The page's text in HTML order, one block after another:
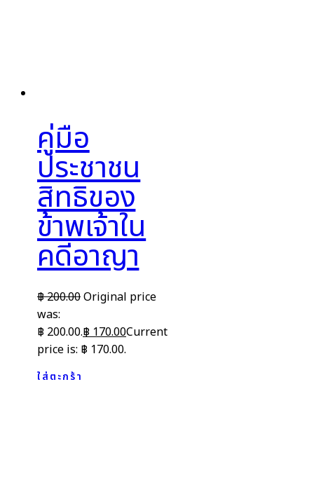
คู่มือ
ประชาชน
สิทธิของ
ข้าพเจ้าใน
คดีอาญา
฿200.00Original price
was:
฿ 200.00.฿ 170.00Current
price is: ฿ 170.00.
ใส่ตะกร้า